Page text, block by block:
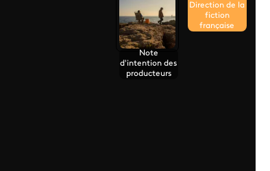
Direction de la
fiction
française
Note
d'intention des
producteurs